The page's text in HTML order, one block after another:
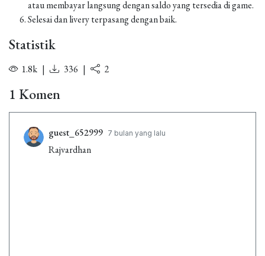
atau membayar langsung dengan saldo yang tersedia di game.
Selesai dan livery terpasang dengan baik.
Statistik
1.8k | 336 | 2
1 Komen
guest_652999 7 bulan yang lalu
Rajvardhan